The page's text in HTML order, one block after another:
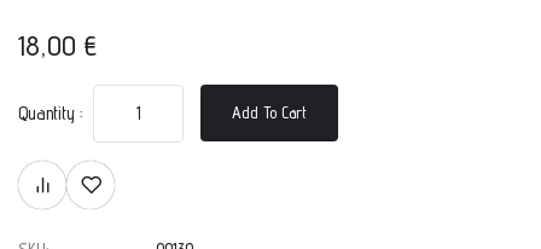
18,00 €
Quantity : Add To Cart